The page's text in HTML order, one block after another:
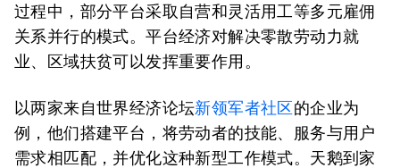
过程中，部分平台采取自营和灵活用工等多元雇佣
关系并行的模式。平台经济对解决零散劳动力就
业、区域扶贫可以发挥重要作用。
以两家来自世界经济论坛新领军者社区的企业为
例，他们搭建平台，将劳动者的技能、服务与用户
需求相匹配，并优化这种新型工作模式。天鹅到家